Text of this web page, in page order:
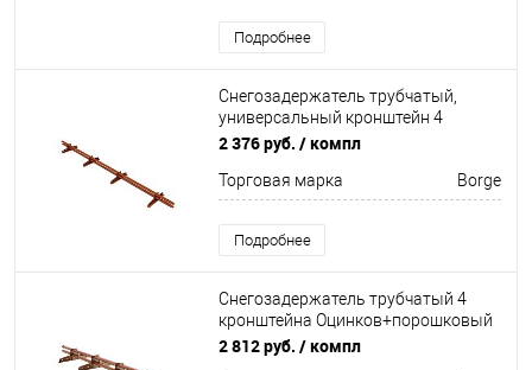
Подробнее
Снегозадержатель трубчатый,
универсальный кронштейн 4
кронштейна Оцинков+порошковый
2 376 руб. / компл
Торговая марка Borge
Подробнее
Снегозадержатель трубчатый 4
кронштейна Оцинков+порошковый
окрас 3000мм Borge
2 812 руб. / компл